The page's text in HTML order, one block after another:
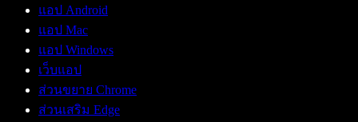
แอป Android
แอป Mac
แอป Windows
เว็บแอป
ส่วนขยาย Chrome
ส่วนเสริม Edge